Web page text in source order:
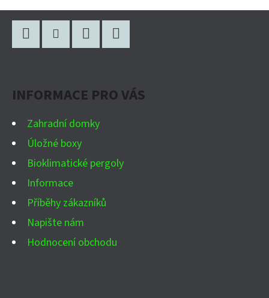
INFORMACE PRO VÁS
Zahradní domky
Úložné boxy
Bioklimatické pergoly
Informace
Příběhy zákazníků
Napište nám
Hodnocení obchodu